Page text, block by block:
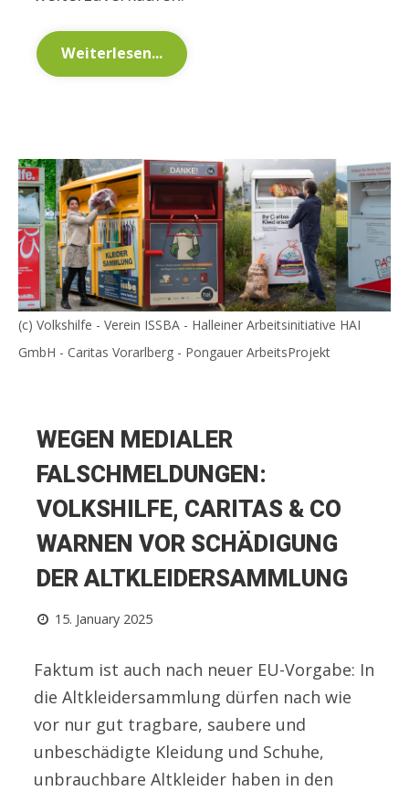
Weiterlesen...
(c) Volkshilfe - Verein ISSBA - Halleiner Arbeitsinitiative HAI
GmbH - Caritas Vorarlberg - Pongauer ArbeitsProjekt
WEGEN MEDIALER
FALSCHMELDUNGEN:
VOLKSHILFE, CARITAS & CO
WARNEN VOR SCHÄDIGUNG
DER ALTKLEIDERSAMMLUNG
15. January 2025
Faktum ist auch nach neuer EU-Vorgabe: In
die Altkleidersammlung dürfen nach wie
vor nur gut tragbare, saubere und
unbeschädigte Kleidung und Schuhe,
unbrauchbare Altkleider haben in den